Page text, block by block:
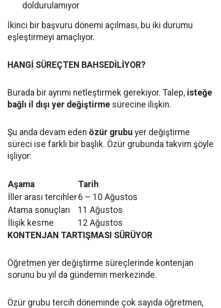
doldurulamıyor
İkinci bir başvuru dönemi açılması, bu iki durumu
eşleştirmeyi amaçlıyor.
HANGİ SÜREÇTEN BAHSEDİLİYOR?
Burada bir ayrımı netleştirmek gerekiyor. Talep, isteğe
bağlı il dışı yer değiştirme sürecine ilişkin.
Şu anda devam eden özür grubu yer değiştirme
süreci ise farklı bir başlık. Özür grubunda takvim şöyle
işliyor:
Aşama
Tarih
İller arası tercihler6 – 10 Ağustos
Atama sonuçları
11 Ağustos
İlişik kesme
12 Ağustos
KONTENJAN TARTIŞMASI SÜRÜYOR
Öğretmen yer değiştirme süreçlerinde kontenjan
sorunu bu yıl da gündemin merkezinde.
Özür grubu tercih döneminde çok sayıda öğretmen,